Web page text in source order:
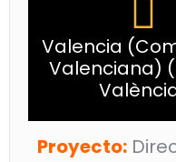
Valencia
Valenciana)
Proyecto: